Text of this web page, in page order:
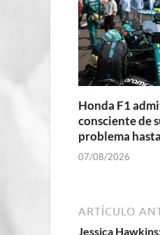
Honda F1
consciente de
problema
07/08/2026
ARTÍCULO
Jessica